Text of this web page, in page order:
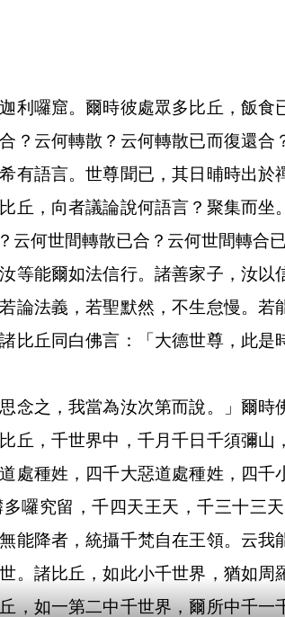
利囉窟。爾時彼處眾多比丘，飯
？云何轉散？云何轉散已而復還
有語言。世尊聞已，其日晡時出
丘，向者議論說何語言？聚集而
何世間轉散已合？云何世間轉合
等能爾如法信行。諸善家子，汝
論法義，若聖默然，不生怠慢。
比丘同白佛言：「大德世尊，此
念之，我當為汝次第而說。」爾
丘，千世界中，千月千日千須彌
處種姓，四千大惡道處種姓，四
囉究留，千四天王天，千三十三
能降者，統攝千梵自在王領。云
。諸比丘，如此小千世界，猶如
，如一第二中千世界，爾所中千